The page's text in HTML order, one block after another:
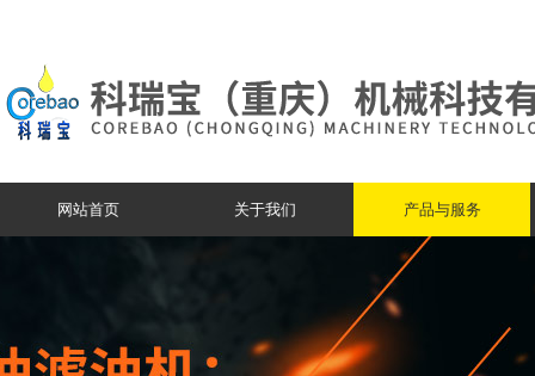
网站首页 关于我们 产品与服务